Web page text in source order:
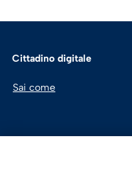
Cittadino digitale
Sai come